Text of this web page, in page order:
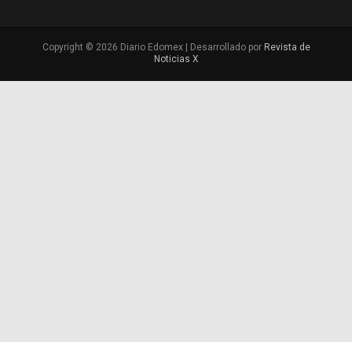
Copyright © 2026 Diario Edomex | Desarrollado por Revista de
Noticias X